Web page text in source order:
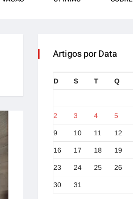
Artigos por Data
D S T Q
2 3 4 5
9 10 11 12
16 17 18 19
23 24 25 26
30 31